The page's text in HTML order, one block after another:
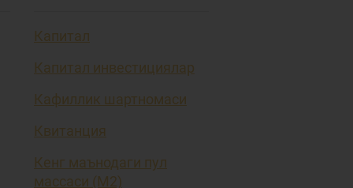
Капитал
Капитал инвестициялар
Кафиллик шартномаси
Квитанция
Кенг маънодаги пул
массаси (М2)